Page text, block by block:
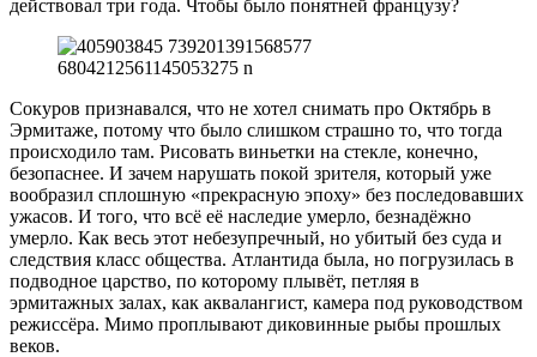
действовал три года. Чтобы было понятней французу?
Сокуров признавался, что не хотел снимать про Октябрь в
Эрмитаже, потому что было слишком страшно то, что тогда
происходило там. Рисовать виньетки на стекле, конечно,
безопаснее. И зачем нарушать покой зрителя, который уже
вообразил сплошную «прекрасную эпоху» без последовавших
ужасов. И того, что всё её наследие умерло, безнадёжно
умерло. Как весь этот небезупречный, но убитый без суда и
следствия класс общества. Атлантида была, но погрузилась в
подводное царство, по которому плывёт, петляя в
эрмитажных залах, как аквалангист, камера под руководством
режиссёра. Мимо проплывают диковинные рыбы прошлых
веков.